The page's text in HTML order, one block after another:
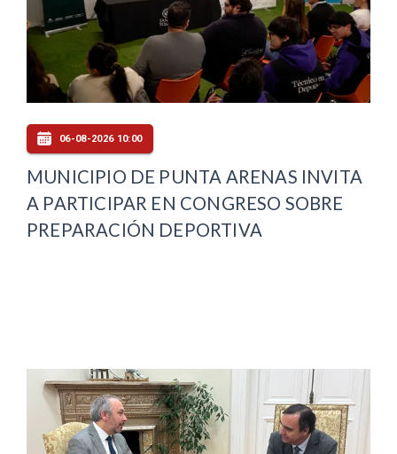
06-08-2026 10:00
MUNICIPIO DE PUNTA ARENAS INVITA
A PARTICIPAR EN CONGRESO SOBRE
PREPARACIÓN DEPORTIVA